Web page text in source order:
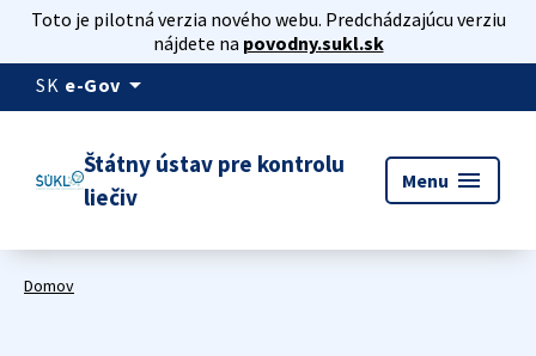
Toto je pilotná verzia nového webu. Predchádzajúcu verziu
nájdete na povodny.sukl.sk
SK e-Gov arrow_drop_down
Štátny ústav pre kontrolu
liečiv
Menu menu
Domov